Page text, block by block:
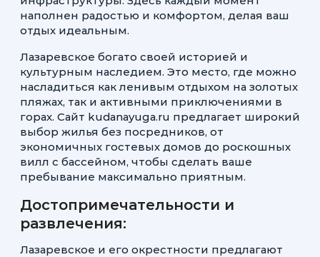
наполнен радостью и комфортом, делая ваш
отдых идеальным.
Лазаревское богато своей историей и
культурным наследием. Это место, где можно
насладиться как ленивым отдыхом на золотых
пляжах, так и активными приключениями в
горах. Сайт kudanayuga.ru предлагает широкий
выбор жилья без посредников, от
экономичных гостевых домов до роскошных
вилл с бассейном, чтобы сделать ваше
пребывание максимально приятным.
Достопримечательности и
развлечения:
Лазаревское и его окрестности предлагают